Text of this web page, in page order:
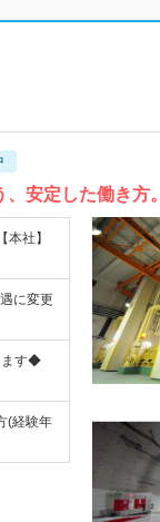
安定した働き方。
社】
に変更
ます◆
(経験年